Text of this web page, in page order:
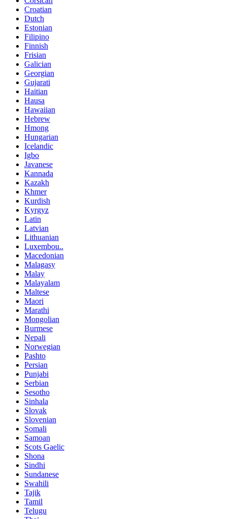
Croatian
Dutch
Estonian
Filipino
Finnish
Frisian
Galician
Georgian
Gujarati
Haitian
Hausa
Hawaiian
Hebrew
Hmong
Hungarian
Icelandic
Igbo
Javanese
Kannada
Kazakh
Khmer
Kurdish
Kyrgyz
Latin
Latvian
Lithuanian
Luxembou..
Macedonian
Malagasy
Malay
Malayalam
Maltese
Maori
Marathi
Mongolian
Burmese
Nepali
Norwegian
Pashto
Persian
Punjabi
Serbian
Sesotho
Sinhala
Slovak
Slovenian
Somali
Samoan
Scots Gaelic
Shona
Sindhi
Sundanese
Swahili
Tajik
Tamil
Telugu